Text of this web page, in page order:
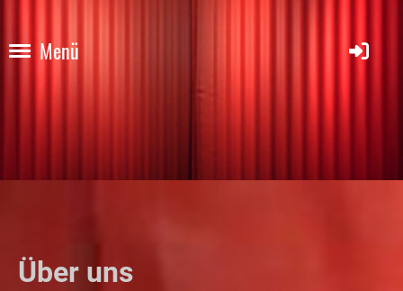
Menü
Über uns